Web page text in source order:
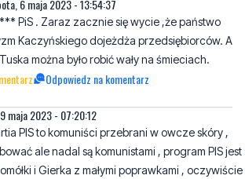
Odpowiedz na komentarz
maja 2023 - 07:20:12
PIS to komuniści przebrani w owcze skóry ,
i Gierka z małymi poprawkami , oczywiście
walczą ale wzięli kościół za sojusznika albo
, byle być przy władzy .
komentarz Odpowiedz na komentarz